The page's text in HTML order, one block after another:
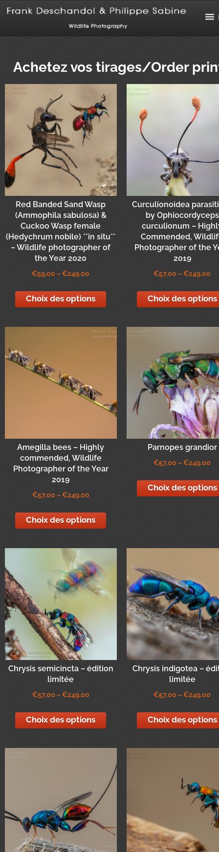
Achetez vos tirages/Order
Red Banded Sand Wasp
(Ammophila sabulosa) &
Cuckoo Wasp female
(Hedychrum nobile) **in situ**
– Wildlife photographer of
the Year 2020
€59,00 –€249,00
Choix des options
Curculionoidea
by Ophiocordyceps
curculionum –
Commended,
Photographer of the
2019
€57,00 –€249,00
Choix des options
Amegilla bees – Highly
commended, Wildlife
Photographer of the Year
2019
€57,00 –€249,00
Choix des options
Parnopes grandior
€57,00 –€249,00
Choix des options
Chrysis semicincta – édition
limitée
€57,00 –€249,00
Choix des options
Chrysis indigotea –
limitée
€57,00 –€249,00
Choix des options